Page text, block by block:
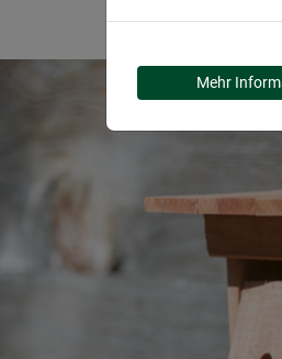
Mehr